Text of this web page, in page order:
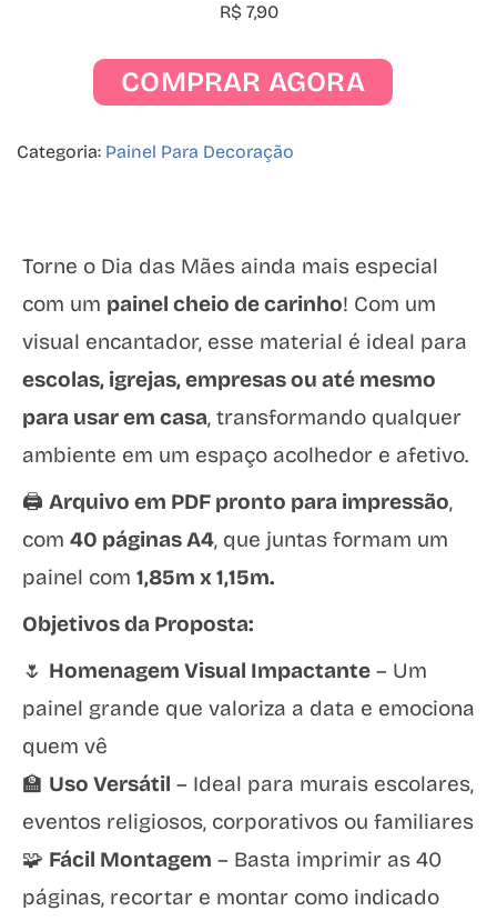
R$ 7,90
COMPRAR AGORA
Categoria: Painel Para Decoração
Torne o Dia das Mães ainda mais especial
com um painel cheio de carinho! Com um
visual encantador, esse material é ideal para
escolas, igrejas, empresas ou até mesmo
para usar em casa, transformando qualquer
ambiente em um espaço acolhedor e afetivo.
🖨️ Arquivo em PDF pronto para impressão,
com 40 páginas A4, que juntas formam um
painel com 1,85m x 1,15m.
Objetivos da Proposta:
🌷 Homenagem Visual Impactante – Um
painel grande que valoriza a data e emociona
quem vê
🏫 Uso Versátil – Ideal para murais escolares,
eventos religiosos, corporativos ou familiares
🧩 Fácil Montagem – Basta imprimir as 40
páginas, recortar e montar como indicado